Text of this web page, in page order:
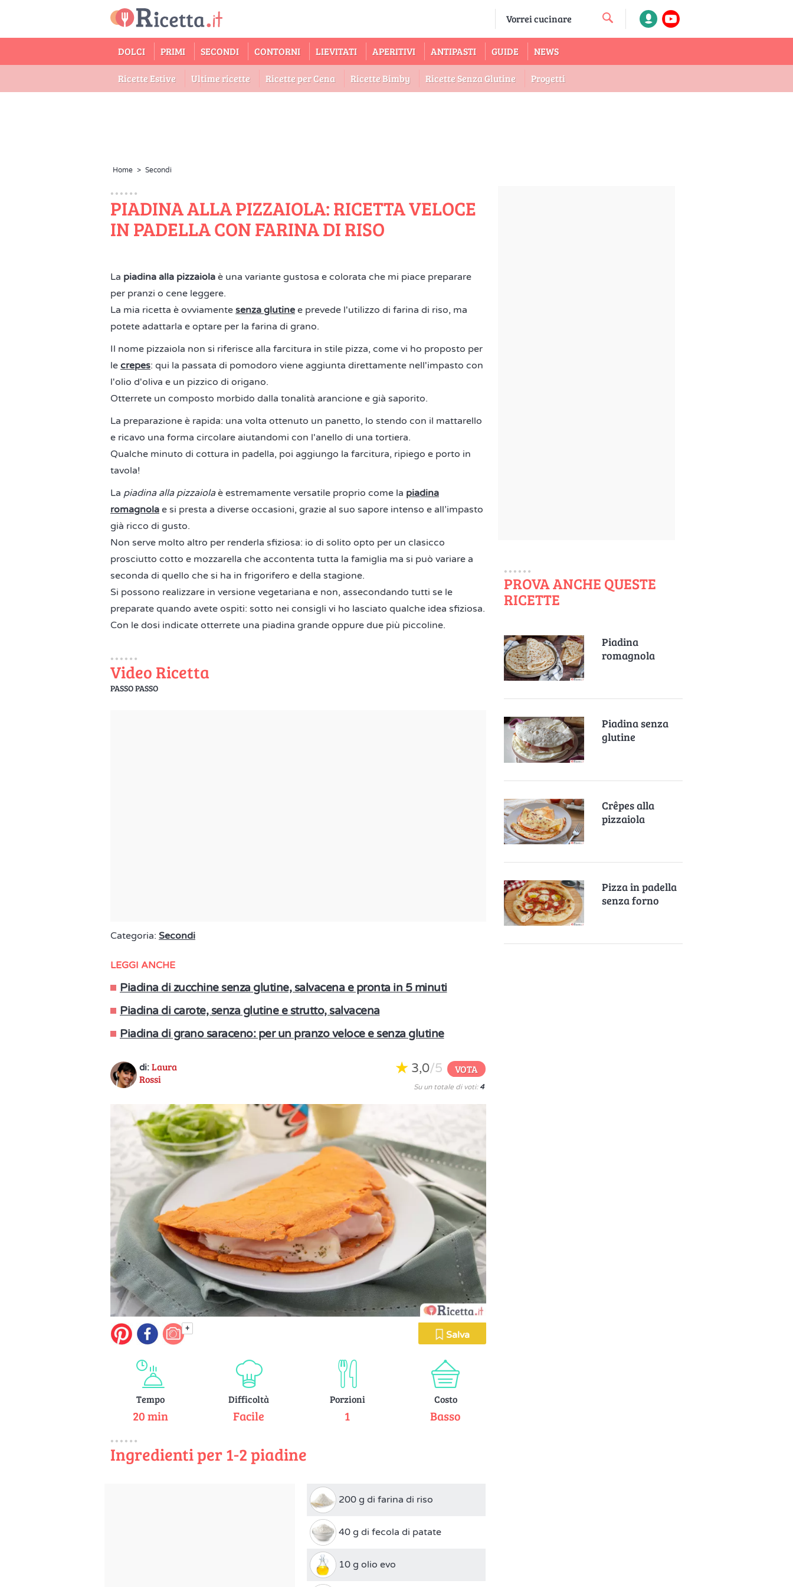
DOLCI PRIMI SECONDI CONTORNI LIEVITATI APERITIVI ANTIPASTI GUIDE NEWS
Ricette Estive Ultime ricette Ricette per Cena Ricette Bimby Ricette Senza Glutine Progetti
Home > Secondi
PIADINA ALLA PIZZAIOLA: RICETTA VELOCE
IN PADELLA CON FARINA DI RISO
La piadina alla pizzaiola è una variante gustosa e colorata che mi piace preparare
per pranzi o cene leggere.
La mia ricetta è ovviamente senza glutine e prevede l'utilizzo di farina di riso, ma
potete adattarla e optare per la farina di grano.
Il nome pizzaiola non si riferisce alla farcitura in stile pizza, come vi ho proposto per
le crepes: qui la passata di pomodoro viene aggiunta direttamente nell'impasto con
l'olio d'oliva e un pizzico di origano.
Otterrete un composto morbido dalla tonalità arancione e già saporito.
La preparazione è rapida: una volta ottenuto un panetto, lo stendo con il mattarello
e ricavo una forma circolare aiutandomi con l'anello di una tortiera.
Qualche minuto di cottura in padella, poi aggiungo la farcitura, ripiego e porto in
tavola!
La piadina alla pizzaiolaè estremamente versatile proprio come la piadina
romagnola e si presta a diverse occasioni, grazie al suo sapore intenso e all’impasto
già ricco di gusto.
Non serve molto altro per renderla sfiziosa: io di solito opto per un clasicco
prosciutto cotto e mozzarella che accontenta tutta la famiglia ma si può variare a
seconda di quello che si ha in frigorifero e della stagione.
Si possono realizzare in versione vegetariana e non, assecondando tutti se le
preparate quando avete ospiti: sotto nei consigli vi ho lasciato qualche idea sfiziosa.
Con le dosi indicate otterrete una piadina grande oppure due più piccoline.
Video Ricetta
PASSO PASSO
Categoria: Secondi
LEGGI ANCHE
Piadina di zucchine senza glutine, salvacena e pronta in 5 minuti
Piadina di carote, senza glutine e strutto, salvacena
Piadina di grano saraceno: per un pranzo veloce e senza glutine
di: Laura
Rossi
3,0/5 VOTA
Su un totale di voti: 4
+
Salva
Tempo
20 min
Difficoltà
Facile
Porzioni
1
Costo
Basso
Ingredienti per 1-2 piadine
200 g di farina di riso
40 g di fecola di patate
10 g olio evo
PROVA ANCHE QUESTE
RICETTE
Piadina
romagnola
Piadina senza
glutine
Crêpes alla
pizzaiola
Pizza in padella
senza forno